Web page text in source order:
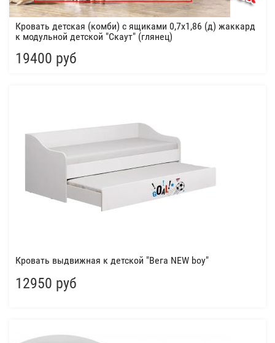
Кровать детская (комби) с ящиками 0,7х1,86 (д) жаккард
к модульной детской "Скаут" (глянец)
19400 руб
Кровать выдвижная к детской "Вега NEW boy"
12950 руб